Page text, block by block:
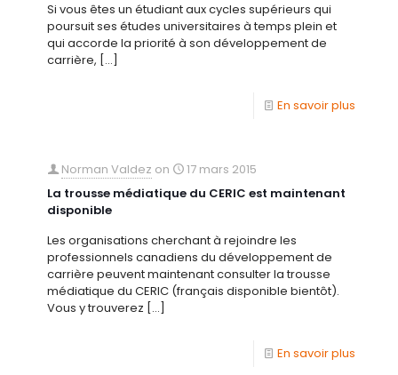
Si vous êtes un étudiant aux cycles supérieurs qui
poursuit ses études universitaires à temps plein et
qui accorde la priorité à son développement de
carrière, […]
En savoir plus
Norman Valdez on
17 mars 2015
La trousse médiatique du CERIC est maintenant
disponible
Les organisations cherchant à rejoindre les
professionnels canadiens du développement de
carrière peuvent maintenant consulter la trousse
médiatique du CERIC (français disponible bientôt).
Vous y trouverez […]
En savoir plus